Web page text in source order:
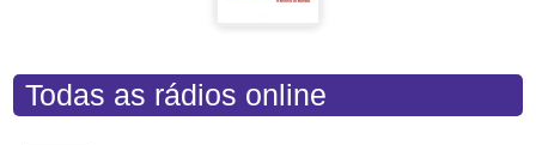
Todas as rádios online